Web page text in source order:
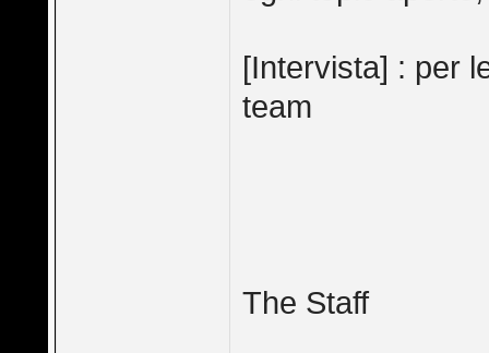
[Intervista] : per
team
The Staff